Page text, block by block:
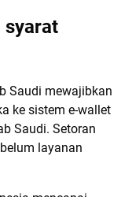
syarat
Saudi mewajibkan
ke sistem e-wallet
Saudi. Setoran
layanan